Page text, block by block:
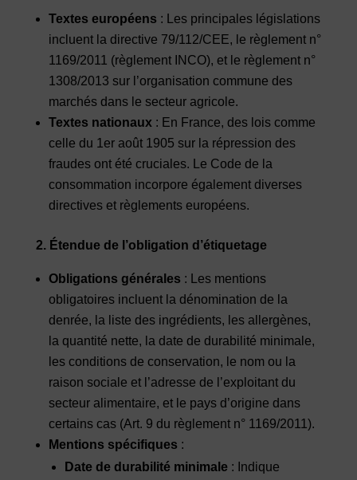
Textes européens : Les principales législations
incluent la directive 79/112/CEE, le règlement n°
1169/2011 (règlement INCO), et le règlement n°
1308/2013 sur l’organisation commune des
marchés dans le secteur agricole.
Textes nationaux : En France, des lois comme
celle du 1er août 1905 sur la répression des
fraudes ont été cruciales. Le Code de la
consommation incorpore également diverses
directives et règlements européens.
2. Étendue de l’obligation d’étiquetage
Obligations générales : Les mentions
obligatoires incluent la dénomination de la
denrée, la liste des ingrédients, les allergènes,
la quantité nette, la date de durabilité minimale,
les conditions de conservation, le nom ou la
raison sociale et l’adresse de l’exploitant du
secteur alimentaire, et le pays d’origine dans
certains cas (Art. 9 du règlement n° 1169/2011).
Mentions spécifiques :
Date de durabilité minimale : Indique